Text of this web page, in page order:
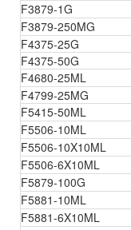
F3879-1G
F3879-250MG
F4375-25G
F4375-50G
F4680-25ML
F4799-25MG
F5415-50ML
F5506-10ML
F5506-10X10ML
F5506-6X10ML
F5879-100G
F5881-10ML
F5881-6X10ML